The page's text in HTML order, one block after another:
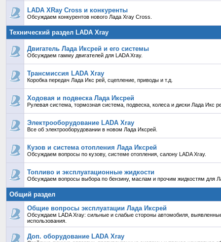
LADA XRay Cross и конкуренты
Обсуждаем конкурентов нового Лада Xray Cross.
Технический раздел LADA Xray
Двигатель Лада Иксрей и его системы
Обсуждаем гамму двигателей для LADA Xray.
Трансмиссия LADA Xray
Коробка передач Лада Икс рей, сцепление, приводы и т.д.
Ходовая и подвеска Лада Иксрей
Рулевая система, тормозная система, подвеска, колеса и диски Лада Икс
Электрооборудование LADA Xray
Все об электрооборудовании в новом Лада Иксрей.
Кузов и система отопления Лада Иксрей
Обсуждаем вопросы по кузову, системе отопления, салону LADA Xray.
Топливо и эксплуатационные жидкости
Обсуждаем вопросы выбора по бензину, маслам и прочим жидкостям для
Общий раздел
Общие вопросы эксплуатации Лада Иксрей
Обсуждаем LADA Xray: сильные и слабые стороны автомобиля,
использования.
Доп. оборудование LADA Xray